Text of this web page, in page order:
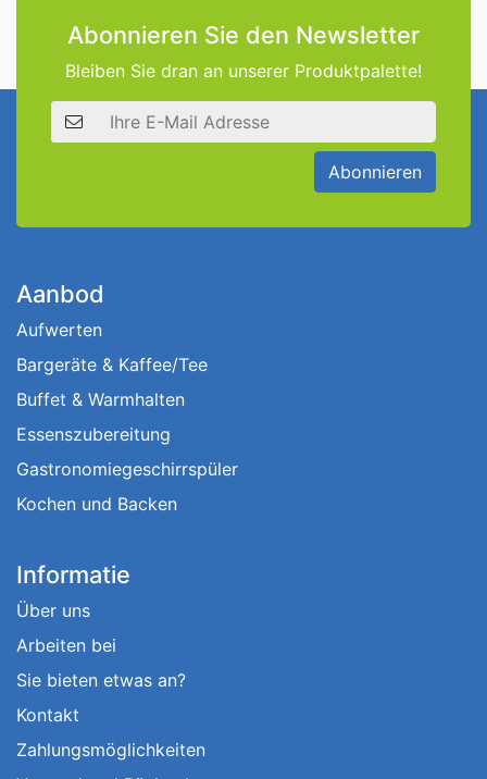
Abonnieren Sie den Newsletter
Bleiben Sie dran an unserer Produktpalette!
E-Mail Adresse
Abonnieren
Aanbod
Aufwerten
Bargeräte & Kaffee/Tee
Buffet & Warmhalten
Essenszubereitung
Gastronomiegeschirrspüler
Kochen und Backen
Informatie
Über uns
Arbeiten bei
Sie bieten etwas an?
Kontakt
Zahlungsmöglichkeiten